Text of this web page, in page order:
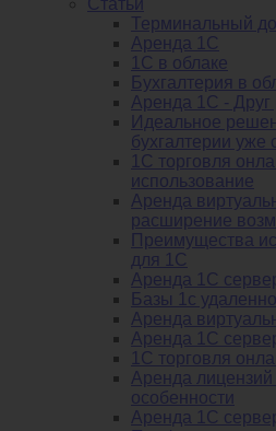
Статьи
Терминальный
Аренда 1С
1С в облаке
Бухгалтерия в
Аренда 1С - Друг
Идеальное
бухгалтерии уже
1С торговля
использование
Аренда
расширение
Преимущества
для 1С
Аренда 1С
Базы 1с удаленно
Аренда
Аренда 1С
1С торговля
Аренда
особенности
Аренда 1С